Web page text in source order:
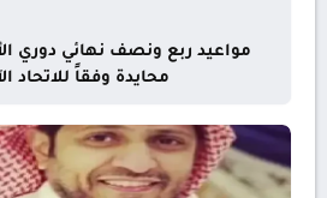
محايدة وفقاً للاتحاد